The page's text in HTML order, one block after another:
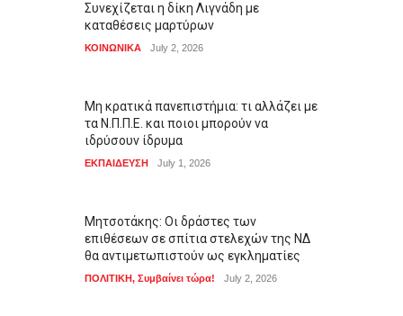
Συνεχίζεται η δίκη Λιγνάδη με
καταθέσεις μαρτύρων
ΚΟΙΝΩΝΙΚΑ July 2, 2026
Μη κρατικά πανεπιστήμια: τι αλλάζει με
τα Ν.Π.Π.Ε. και ποιοι μπορούν να
ιδρύσουν ίδρυμα
ΕΚΠΑΙΔΕΥΣΗ July 1, 2026
Μητσοτάκης: Οι δράστες των
επιθέσεων σε σπίτια στελεχών της ΝΔ
θα αντιμετωπιστούν ως εγκληματίες
ΠΟΛΙΤΙΚΗ, Συμβαίνει τώρα! July 2, 2026